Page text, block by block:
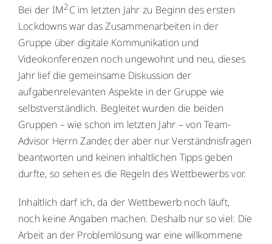
Bei der IM2C im letzten Jahr zu Beginn des ersten
Lockdowns war das Zusammenarbeiten in der
Gruppe über digitale Kommunikation und
Videokonferenzen noch ungewohnt und neu, dieses
Jahr lief die gemeinsame Diskussion der
aufgabenrelevanten Aspekte in der Gruppe wie
selbstverständlich. Begleitet wurden die beiden
Gruppen – wie schon im letzten Jahr – von Team-
Advisor Herrn Zander, der aber nur Verständnisfragen
beantworten und keinen inhaltlichen Tipps geben
durfte, so sehen es die Regeln des Wettbewerbs vor.
Inhaltlich darf ich, da der Wettbewerb noch läuft,
noch keine Angaben machen. Deshalb nur so viel: Die
Arbeit an der Problemlösung war eine willkommene